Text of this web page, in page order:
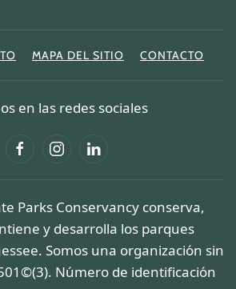
MAPA DEL SITIO CONTACTO
en las redes sociales
Parks Conservancy conserva,
y desarrolla los parques
Somos una organización sin
Número de identificación